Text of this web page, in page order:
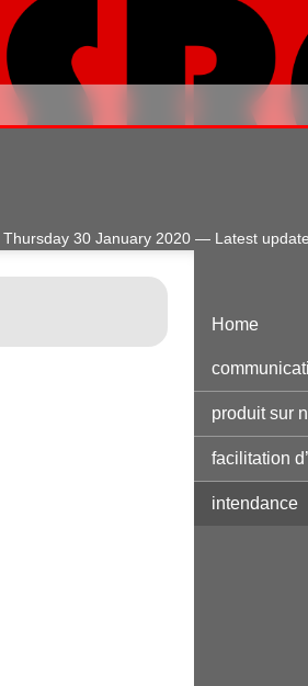
Thursday 30 January 2020 — Latest
Home
produit sur
facilitation
intendance